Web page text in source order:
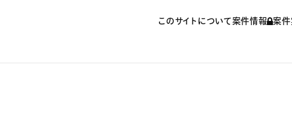
このサイトについて案件情報 案